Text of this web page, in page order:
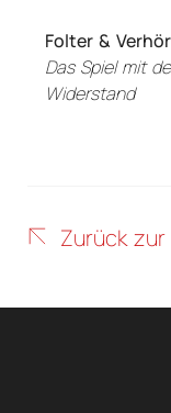
Folter & Verhör
Das Spiel mit
Widerstand
Zurück